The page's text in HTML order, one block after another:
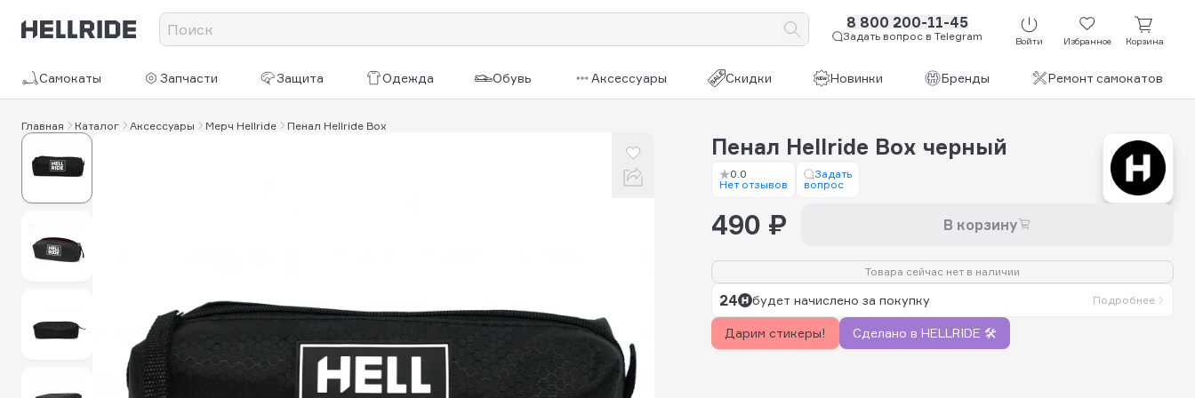
8 800 200-11-45
Задать вопрос в Telegram Войти Избранное Корзина
Самокаты Запчасти Защита Одежда Обувь Аксессуары Скидки Новинки Бренды Ремонт самокатов
Главная Каталог Аксессуары Мерч Hellride Пенал Hellride Box
Пенал Hellride Box черный
0.0
Нет отзывов
Задать
вопрос
490 ₽ В корзину
Товара сейчас нет в наличии
24 будет начислено за покупку Подробнее
Дарим стикеры! Сделано в HELLRIDE 🛠️